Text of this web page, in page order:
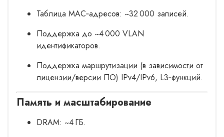
Таблица MAC‑адресов: ~32 000 записей.
Поддержка до ~4 000 VLAN
идентификаторов.
Поддержка маршрутизации (в зависимости от
лицензии/версии ПО) IPv4/IPv6, L3‑функций.
Память и масштабирование
DRAM: ~4 ГБ.